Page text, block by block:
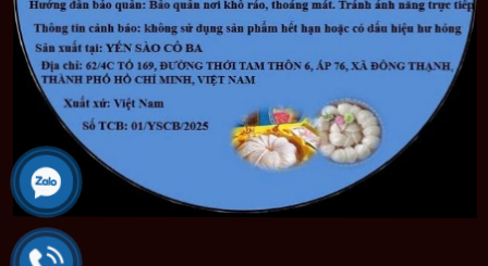
??‍♂️Đến Ngay Với ” YẾN SÀO CÔ BA ” Luôn Luôn
Cung Cấp Sản Phẩm
Chất–Chuyên Phân Phối Cửa Hàng – Đại Lý – Sỉ
Chính Gốc Tận Xưởng Không Qua Trung Giang .